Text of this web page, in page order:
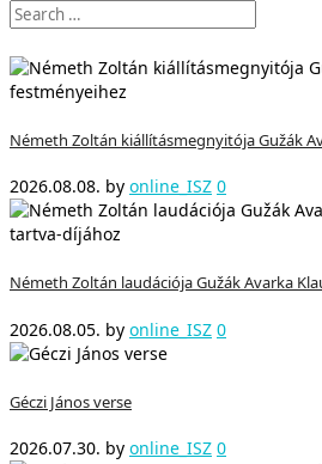
Németh Zoltán kiállításmegnyitója Gužák
2026.08.08. by online_ISZ 0
Németh Zoltán laudációja Gužák Avarka
2026.08.05. by online_ISZ 0
Géczi János verse
2026.07.30. by online_ISZ 0